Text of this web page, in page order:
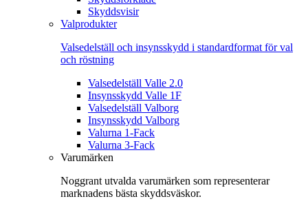
Skyddsvisir
Valprodukter
Valsedelställ och insynsskydd i standardformat för val
och röstning
Valsedelställ Valle 2.0
Insynsskydd Valle 1F
Valsedelställ Valborg
Insynsskydd Valborg
Valurna 1-Fack
Valurna 3-Fack
Varumärken
Noggrant utvalda varumärken som representerar
marknadens bästa skyddsväskor.